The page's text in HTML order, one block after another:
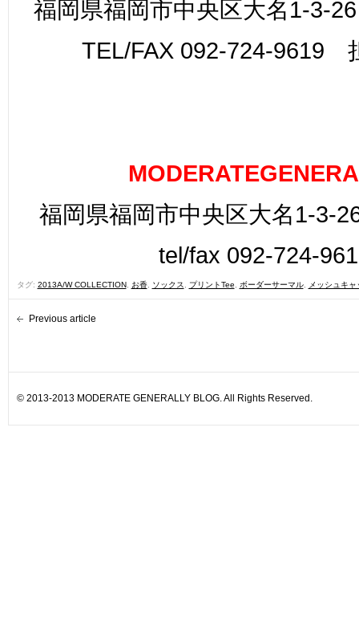
福岡県福岡市中央区大名1-3-
TEL/FAX 092-724-9619
福岡県福岡市中央区大名1-3-
tel/fax 092-724-
タグ: 2013A/W COLLECTION, お香, ソックス プリントTee ボーダーサーマル, メッシュキャ
Previous article
© 2013-2013 MODERATE GENERALLY BLOG. All Rights Reserved.